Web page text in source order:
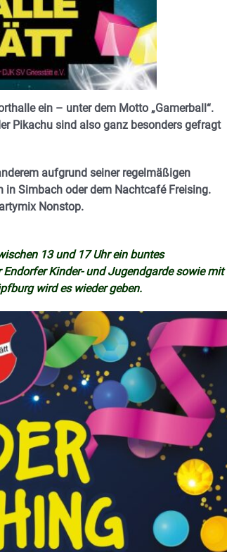
ein – unter dem Motto „Gamerball“.
Pikachu sind also ganz besonders gefragt
aufgrund seiner regelmäßigen
Simbach oder dem Nachtcafé Freising.
Nonstop.
13 und 17 Uhr ein buntes
Kinder- und Jugendgarde sowie mit
wird es wieder geben.